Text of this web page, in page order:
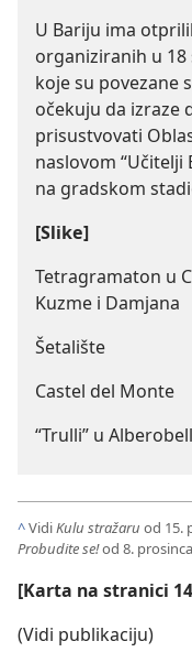
U Bariju ima
organiziranih u
koje su povezane
očekuju da izraze
prisustvovati
naslovom “Učitelji
na gradskom
[Slike]
Tetragramaton u
Kuzme i Damjana
Šetalište
Castel del Monte
“Trulli” u
^VidiKulu stražaru od 15.
Probudite se!od 8.
[Karta na stranici
(Vidi publikaciju)